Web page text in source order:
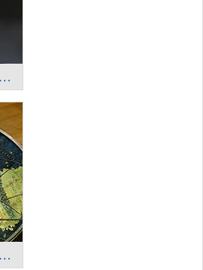
Amsterdam - Rijksmuseum; Art Collection (2)
Amsterdam - Rijksmuseum; Art Collection (3)